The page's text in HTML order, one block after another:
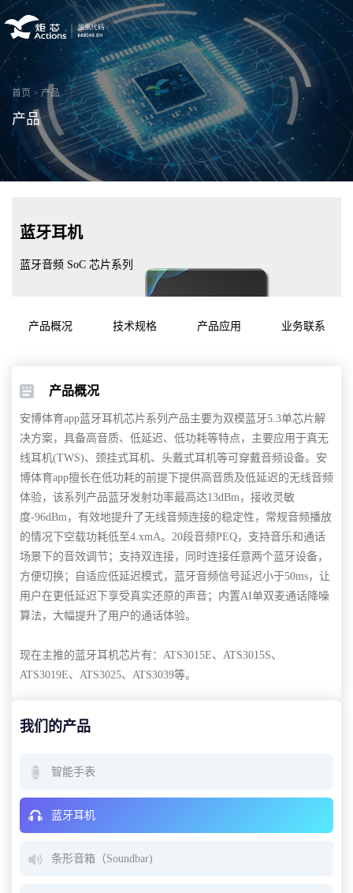
首页 > 产品
产品
蓝牙耳机
蓝牙音频 SoC 芯片系列
产品概况 技术规格 产品应用 业务联系
产品概况
安博体育app蓝牙耳机芯片系列产品主要为双模蓝牙5.3单芯片解
决方案，具备高音质、低延迟、低功耗等特点，主要应用于真无
线耳机(TWS)、颈挂式耳机、头戴式耳机等可穿戴音频设备。安
博体育app擅长在低功耗的前提下提供高音质及低延迟的无线音频
体验，该系列产品蓝牙发射功率最高达13dBm，接收灵敏
度-96dBm，有效地提升了无线音频连接的稳定性，常规音频播放
的情况下空载功耗低至4.xmA。20段音频PEQ，支持音乐和通话
场景下的音效调节；支持双连接，同时连接任意两个蓝牙设备，
方便切换；自适应低延迟模式，蓝牙音频信号延迟小于50ms，让
用户在更低延迟下享受真实还原的声音；内置AI单双麦通话降噪
算法，大幅提升了用户的通话体验。
现在主推的蓝牙耳机芯片有：ATS3015E、ATS3015S、
ATS3019E、ATS3025、ATS3039等。
我们的产品
智能手表
蓝牙耳机
条形音箱（Soundbar)